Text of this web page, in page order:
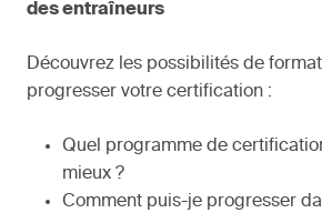
des entraîneurs
Découvrez les possibilités de
progresser votre certification :
Quel programme de
mieux ?
Comment puis-je progresser